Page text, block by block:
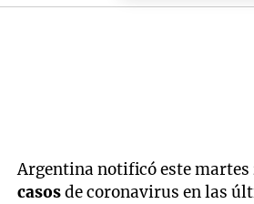
Argentina notificó este martes
casosde coronavirus en las